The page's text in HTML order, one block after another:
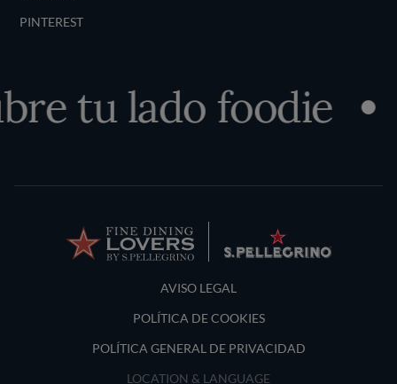
PINTEREST
tu lado foodie
Terms and Conditions
AVISO LEGAL
POLÍTICA DE COOKIES
POLÍTICA GENERAL DE PRIVACIDAD
LOCATION & LANGUAGE